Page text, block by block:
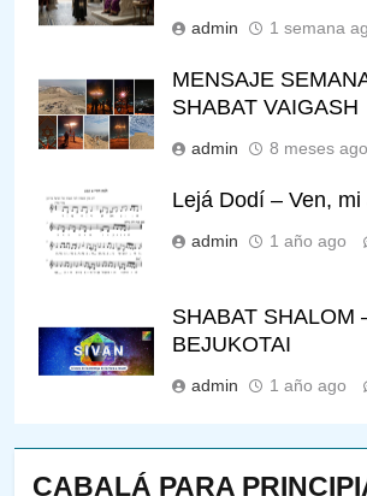
CABALÁ PARA
admin 1 semana
MENSAJE
SHABAT VAIGASH
admin 8 meses ago
Lejá Dodí – Ven, mi
admin 1 año ago
SHABAT SHALOM
BEJUKOTAI
admin 1 año ago